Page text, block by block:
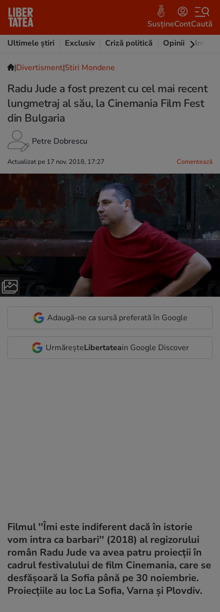
SusțineContCaută
Ultimele știri
Exclusiv Criză politică Opinii
|Divertisment|Stiri Mondene
Radu Jude a fost prezent cu cel mai recent
lungmetraj al său, la Cinemania Film Fest
din Bulgaria
Petre Dobrescu
Actualizat pe 17 nov. 2018, 17:27 Comentează
Adaugă-ne ca sursă preferată în Google
UrmăreșteLibertateain Google Discover
Filmul ''Îmi este indiferent dacă în istorie
vom intra ca barbari'' (2018) al regizorului
român Radu Jude va avea patru proiecţii în
cadrul festivalului de film Cinemania, care se
desfăşoară la Sofia până pe 30 noiembrie.
Proiecţiile au loc La Sofia, Varna şi Plovdiv.